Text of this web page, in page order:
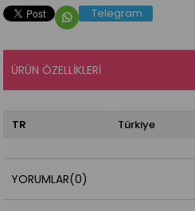
Telegram
ÜRÜN ÖZELLIKLERI
TR Türkiye
YORUMLAR(0)